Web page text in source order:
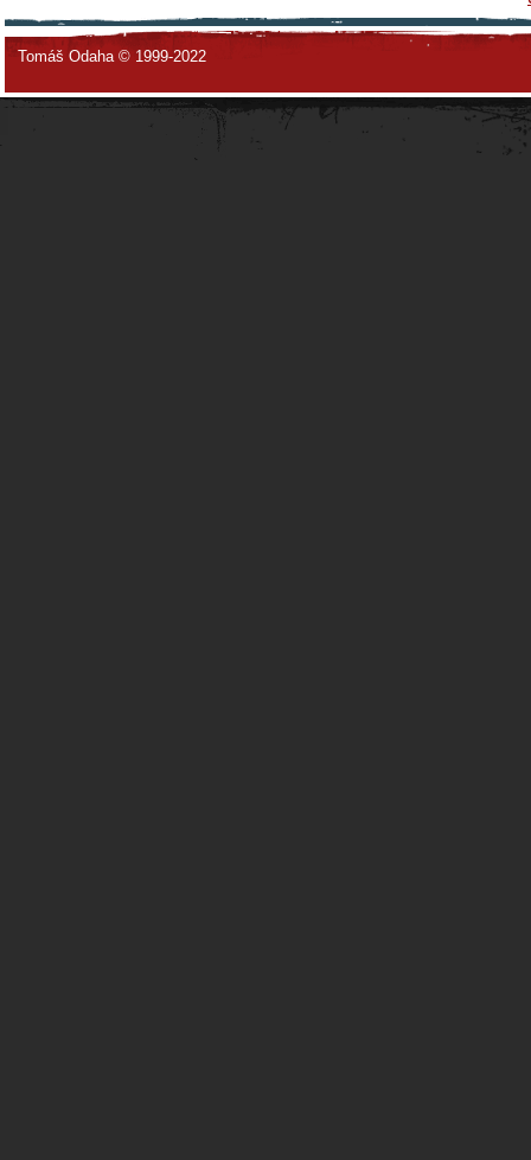
Tomáš Odaha © 1999-2022